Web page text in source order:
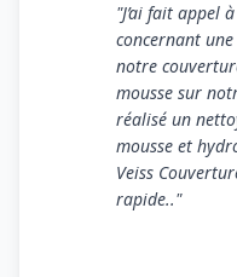
"J’ai fait appel
concernant
notre
mousse sur
réalisé un
mousse et
Veiss
rapide.."